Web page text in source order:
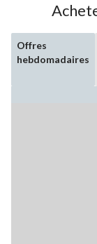
Offres
hebdomadaires